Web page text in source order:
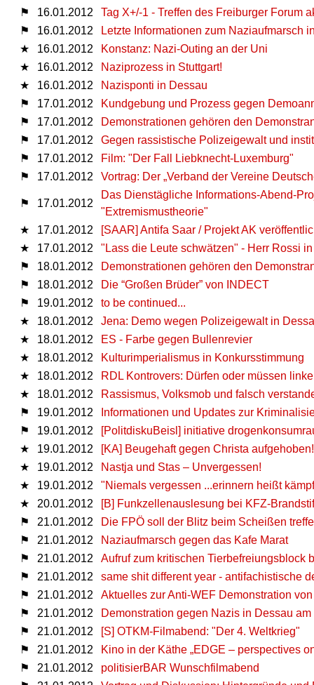
⚑ 16.01.2012
Tag X+/-1 - Treffen des Freiburger Forum
⚑
16.01.2012
Letz­te In­for­ma­tio­nen zum Na­zi­auf­marsch
★
16.01.2012
Konstanz: Nazi-Outing an der Uni
★
16.01.2012
Naziprozess in Stuttgart!
★
16.01.2012
Nazisponti in Dessau
⚑
17.01.2012
Kundgebung und Prozess gegen
⚑
17.01.2012
Demonstrationen gehören den
⚑
17.01.2012
Gegen rassistische Polizeigewalt und
⚑
17.01.2012
Film: "Der Fall Liebknecht-Luxemburg"
⚑
17.01.2012 Vortrag: Der „Verband der Vereine
⚑ 17.01.2012
Das Dienstägliche Informations-Abend-
"Extremismustheorie"
★
17.01.2012
[SAAR] Antifa Saar / Projekt AK
★
17.01.2012
"Lass die Leute schwätzen" - Herr Rossi
⚑
18.01.2012
Demonstrationen gehören den
⚑
18.01.2012
Die “Großen Brüder” von INDECT
⚑
19.01.2012
to be continued...
★
18.01.2012
Jena: Demo wegen Polizeigewalt in
★
18.01.2012
ES - Farbe gegen Bullenrevier
★
18.01.2012
Kulturimperialismus in Konkursstimmung
★
18.01.2012
RDL Kontrovers: Dürfen oder müssen
★
18.01.2012
Rassismus, Volksmob und falsch
⚑
19.01.2012
Informationen und Updates zur
⚑
19.01.2012
[PolitdiskuBeisl] initiative
★
19.01.2012
[KA] Beugehaft gegen Christa aufgehoben!
★
19.01.2012
Nastja und Stas – Unvergessen!
★
19.01.2012
"Niemals vergessen ...erinnern heißt
★
20.01.2012
[B] Funkzellenauslesung bei KFZ-
⚑
21.01.2012
Die FPÖ soll der Blitz beim Scheißen
⚑
21.01.2012
Naziaufmarsch gegen das Kafe Marat
⚑
21.01.2012
Aufruf zum kritischen Tierbefreiungsblock
⚑
21.01.2012
same shit different year - antifachistische
⚑
21.01.2012
Aktuelles zur Anti-WEF Demonstration
⚑
21.01.2012
Demonstration gegen Nazis in Dessau
⚑
21.01.2012
[S] OTKM-Filmabend: "Der 4. Weltkrieg"
⚑
21.01.2012
Kino in der Käthe „EDGE – perspectives
⚑
21.01.2012
politisierBAR Wunschfilmabend